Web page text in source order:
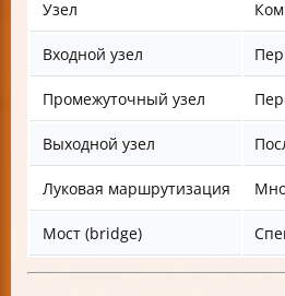
Узел
Входной узел
Промежуточный узел
Выходной узел
Луковая маршрутизация
Мост (bridge)